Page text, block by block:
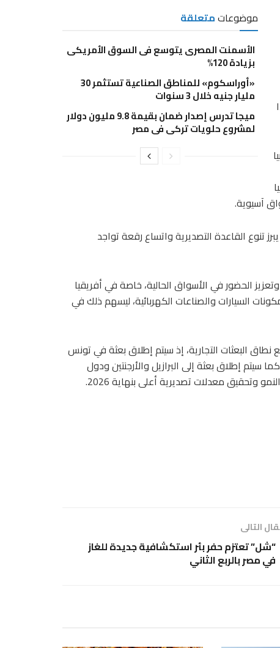
موضوعاتمتعلقة
الأسمنت المصرى يتوسع فى السوق الأمريكى
بزيادة 120%
«أوراسكوم» للمناطق الصناعية تستثمر 30
مليار جنيه خلال 3 سنوات
ميجا تدرس إصدار ضمان بقيمة 9.8 مليون دولار
لمشروع حلويات تركى فى مصر
آسيوية.
تنوع القاعدة التصديرية واتساع رقعة تواجد
الحضور في الأسواق الحالية، خاصة في أفريقيا
السيارات والصناعات الكهربائية، ليسهم ذلك في
البعثات التجارية، إذ سيتم إطلاق بعثة في تونس
معرض في هولندا 18 مايو المقبل، كما سيتم إطلاق بعثة إلى البرازيل والأرجنتين ودول
وتحقيق معدلات تصديرية أعلى بنهاية 2026.
التالى
“شل” تعتزم حفر بئر استكشافية جديدة للغاز
في مصر بالربع الثاني